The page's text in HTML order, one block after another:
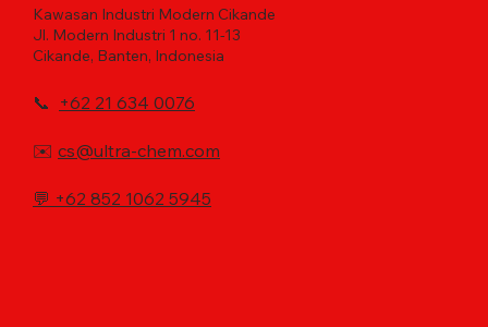
Kawasan Industri Modern Cikande
Jl. Modern Industri 1 no. 11-13
Cikande, Banten, Indonesia
📞 +62 21 634 0076
✉️ cs@ultra-chem.com
💬 +62 852 1062 5945